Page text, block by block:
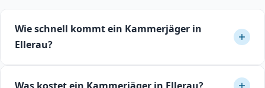
Wie schnell kommt ein Kammerjäger in
Ellerau?
Was kostet ein Kammerjäger in Ellerau?